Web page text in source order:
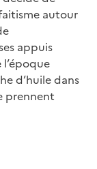
autour
appuis
d’huile dans
prennent